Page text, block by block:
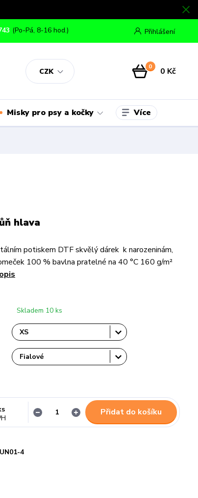
CZK
Přihlášení
(Po-Pá, 8-16 hod.)
0 0 Kč
Misky pro psy a kočky Více
hlava
potiskem DTF skvělý dárek k narozeninám,
100 % bavlna pratelné na 40 °C 160 g/m²
Skladem 10 ks
Přidat do košíku
4